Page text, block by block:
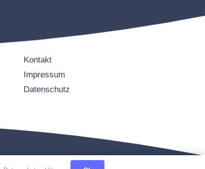
Kontakt
Impressum
Datenschutz